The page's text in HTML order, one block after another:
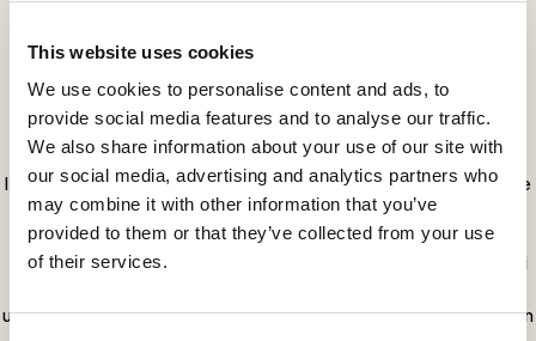
This website uses cookies
We use cookies to personalise content and ads, to
provide social media features and to analyse our traffic.
We also share information about your use of our site with
our social media, advertising and analytics partners who
may combine it with other information that you’ve
provided to them or that they’ve collected from your use
of their services.
Majestic
MS0642AX
Il comodino Majestic è una raffinata opera d'arte, dove
la tradizione del mobile classico trova un equilibrio
perfetto tra eleganza decorativa e qualità artigianale.
Realizzato in noce con due cassetti intarsiati, i pilastri
un'aura preziosa, ideale per interni sofisticati. Il piano in